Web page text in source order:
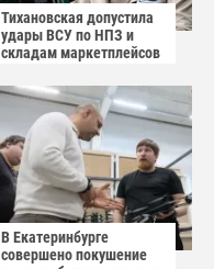
Тихановская допустила
удары ВСУ по НПЗ и
складам маркетплейсов
В Екатеринбурге
совершено покушение